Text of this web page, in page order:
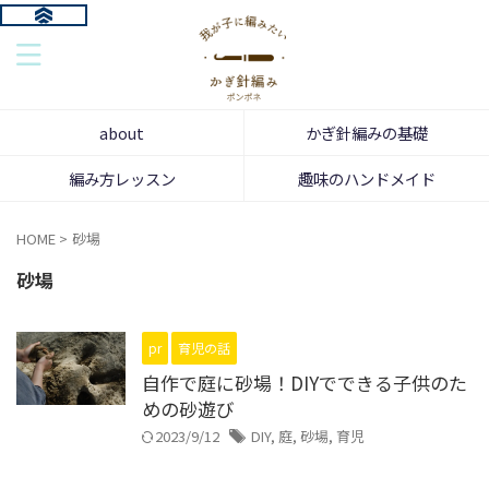
about
かぎ針編みの基礎
編み方レッスン
趣味のハンドメイド
HOME > 砂場
砂場
pr 育児の話
自作で庭に砂場！DIYでできる子供のた
めの砂遊び
2023/9/12 DIY, 庭, 砂場, 育児